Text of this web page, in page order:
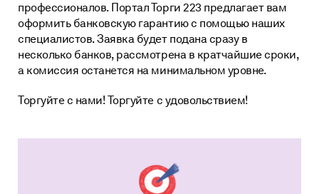
профессионалов. Портал Торги 223 предлагает вам
оформить банковскую гарантиюс помощью наших
специалистов. Заявка будет подана сразу в
несколько банков, рассмотрена в кратчайшие сроки,
а комиссия останется на минимальном уровне.
Торгуйте с нами! Торгуйте с удовольствием!